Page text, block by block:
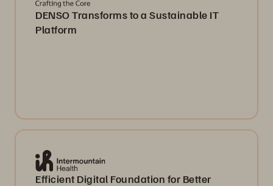
DENSO Transforms to a Sustainable IT
Platform
Efficient Digital Foundation for Better